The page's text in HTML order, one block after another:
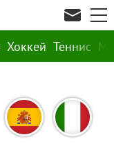
Хоккей Теннис